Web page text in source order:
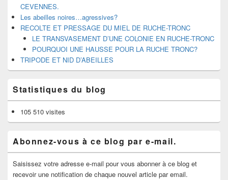
CEVENNES.
Les abeilles noires…agressives?
RECOLTE ET PRESSAGE DU MIEL DE RUCHE-TRONC
LE TRANSVASEMENT D’UNE COLONIE EN RUCHE-TRONC
POURQUOI UNE HAUSSE POUR LA RUCHE TRONC?
TRIPODE ET NID D’ABEILLES
Statistiques du blog
105 510 visites
Abonnez-vous à ce blog par e-mail.
Saisissez votre adresse e-mail pour vous abonner à ce blog et
recevoir une notification de chaque nouvel article par email.